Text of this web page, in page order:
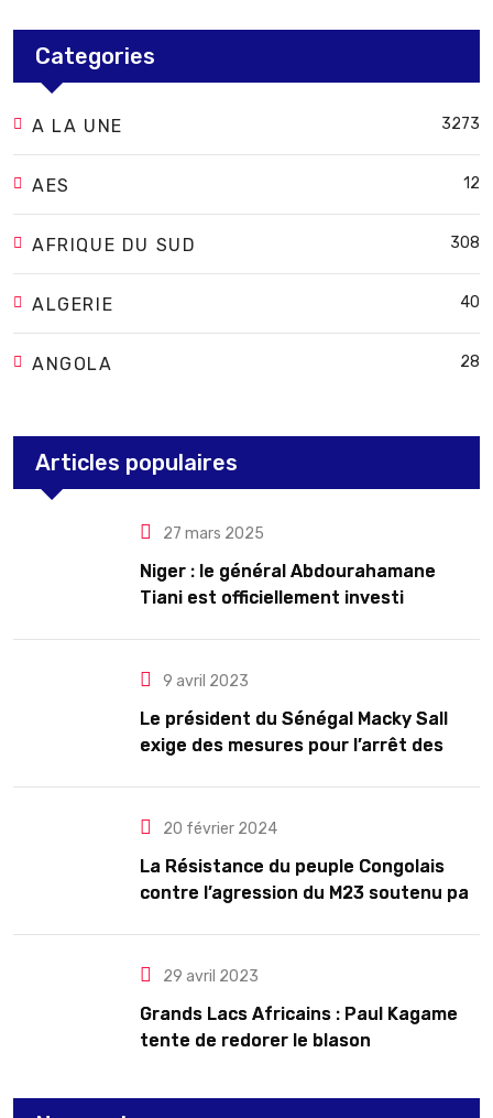
Categories
A LA UNE 3273
AES 12
AFRIQUE DU SUD 308
ALGERIE 40
ANGOLA 28
Articles populaires
27 mars 2025
Niger : le général Abdourahamane
Tiani est officiellement investi
9 avril 2023
Le président du Sénégal Macky Sall
exige des mesures pour l’arrêt des
20 février 2024
La Résistance du peuple Congolais
contre l’agression du M23 soutenu par
29 avril 2023
Grands Lacs Africains : Paul Kagame
tente de redorer le blason